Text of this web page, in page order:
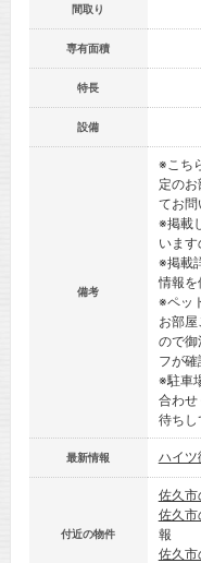
間取り
専有面積
特長
設備
備考
※こち
定の
てお問
※掲載
います
※掲載
情報を
※ペッ
お部
ので御
フが確
※駐車
合わせ
待ちし
最新情報 ハイツ
付近の物件
佐久市
佐久市
報
佐久市